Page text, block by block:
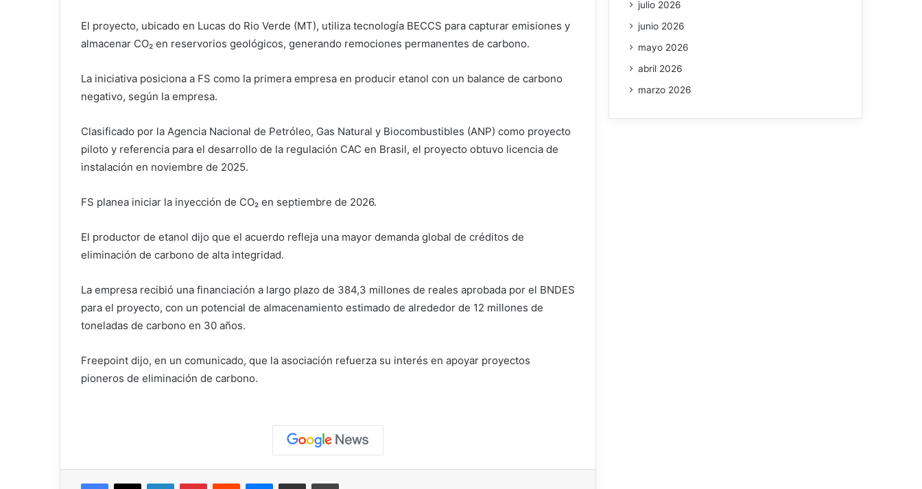
El proyecto, ubicado en Lucas do Rio Verde (MT), utiliza tecnología BECCS para ‌capturar emisiones y
almacenar CO₂ en reservorios geológicos, ⁠generando remociones permanentes de carbono.
La iniciativa posiciona a FS como la primera empresa en producir etanol con un balance de carbono
negativo, según la empresa.
Clasificado por la Agencia Nacional de Petróleo, Gas Natural y Biocombustibles (ANP) como proyecto
piloto y referencia para el desarrollo de la regulación CAC en Brasil, el proyecto obtuvo licencia de
instalación en noviembre de 2025.
FS planea iniciar la inyección de CO₂ en septiembre de 2026.
El productor de etanol dijo que el acuerdo refleja una mayor demanda global de créditos de
eliminación de carbono de alta integridad.
La empresa recibió una financiación a largo plazo de 384,3 millones de reales aprobada por el BNDES
para el proyecto, con un potencial de almacenamiento estimado de alrededor de 12 millones de
toneladas de carbono en 30 años.
Freepoint dijo, en un comunicado, que la asociación refuerza su interés en apoyar proyectos
pioneros de eliminación de carbono.
Facebook
X LinkedInPinterestReddit MessengerCompartir vía correo electrónicoImprimir
julio 2026
junio 2026
mayo 2026
abril 2026
marzo 2026